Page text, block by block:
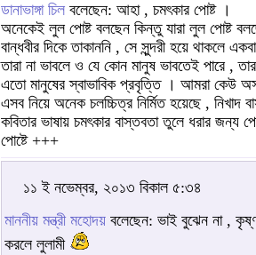
ডানাভাঙ্গা চিল বলেছেন: আহা , চমৎকার পোষ্ট ।
অনেকেই লুল পোষ্ট বলছেন কিন্তু যারা লুল পোষ্ট
বান্ধবীর দিকে তাকাননি , সে সুন্দরী হয়ে থাকলে
তারা না ভাবলে ও যে কোন মানুষ ভাবতেই পারে ,
এতো মানুষের স্বাভাবিক প্রবৃত্তি । আমরা কেউ
এসব নিয়ে অনেক চলচ্চিত্র নির্মিত হয়েছে , নিখাদ
কবিতার ভাষায় চমৎকার বাস্তবতা তুলে ধরার জন্য
পোষ্টে +++
১১ ই নভেম্বর, ২০১৩ বিকাল ৫:৩৪
মাননীয় মন্ত্রী মহোদয় বলেছেন: ভাই বুঝেন না ,
করলে লুলামী